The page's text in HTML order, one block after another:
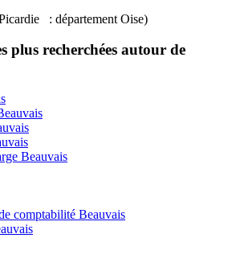
: département Oise)
plus recherchées autour de
Beauvais
comptabilité Beauvais